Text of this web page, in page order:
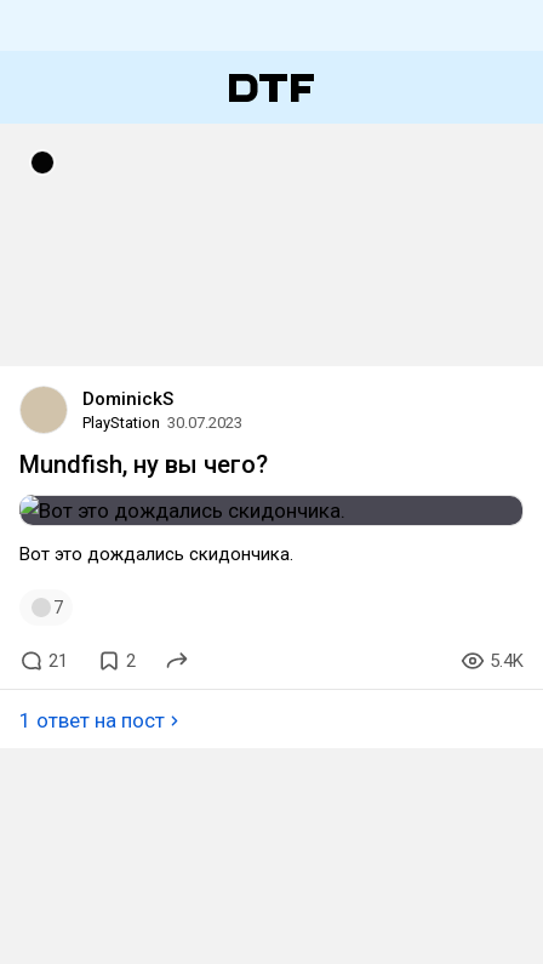
DominickS
PlayStation 30.07.2023
Mundfish, ну вы чего?
Вот это дождались скидончика.
7
21 2 5.4K
1 ответ на пост